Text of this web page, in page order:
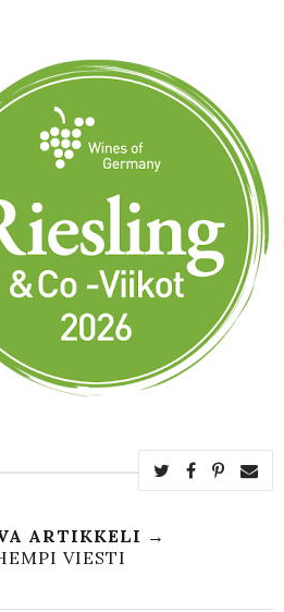
ARTIKKELI →
VIESTI